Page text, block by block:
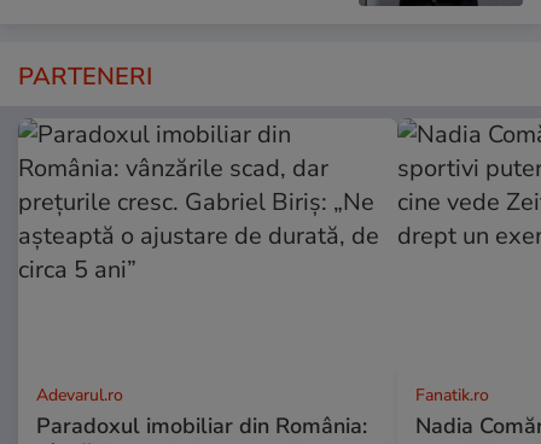
PARTENERI
Adevarul.ro
Paradoxul imobiliar din România:
Fanatik.ro
Nadia